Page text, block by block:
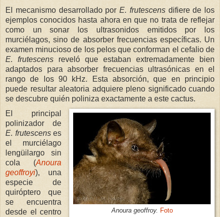
El mecanismo desarrollado por E. frutescensdifiere de los
ejemplos conocidos hasta ahora en que no trata de reflejar
como un sonar los ultrasonidos emitidos por los
murciélagos, sino de absorber frecuencias específicas. Un
examen minucioso de los pelos que conforman el cefalio de
E. frutescens reveló que estaban extremadamente bien
adaptados para absorber frecuencias ultrasónicas en el
rango de los 90 kHz. Esta absorción, que en principio
puede resultar aleatoria adquiere pleno significado cuando
se descubre quién poliniza exactamente a este cactus.
Anoura geoffroy. Foto
El principal
polinizador de
E. frutescenses
el murciélago
lengüilargo sin
cola (Anoura
geoffroyi), una
especie de
quiróptero que
se encuentra
desde el centro